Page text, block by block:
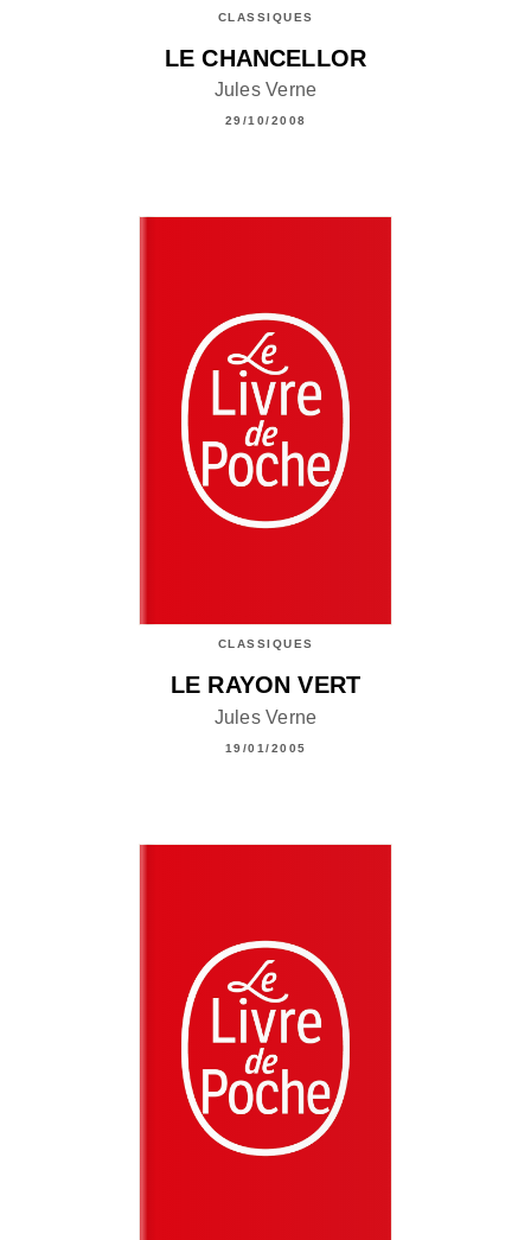
CLASSIQUES
LE CHANCELLOR
Jules Verne
29/10/2008
CLASSIQUES
LE RAYON VERT
Jules Verne
19/01/2005